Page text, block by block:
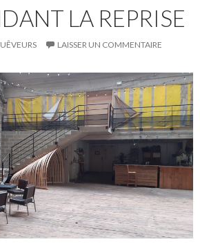
LA REPRISE
LAISSER UN COMMENTAIRE